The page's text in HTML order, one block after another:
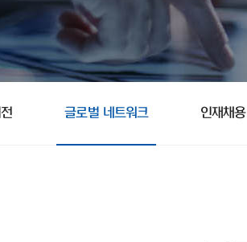
글로벌 네트워크 인재채용